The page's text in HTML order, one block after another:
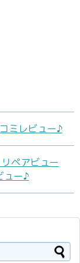
ミレビュー♪
ペアビュー
ュー♪